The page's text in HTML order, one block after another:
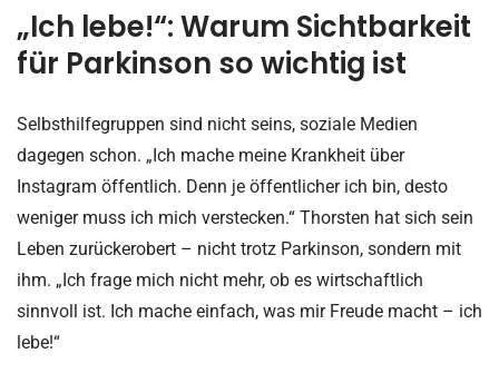
„Ich lebe!“: Warum Sichtbarkeit
für Parkinson so wichtig ist
Selbsthilfegruppen sind nicht seins, soziale Medien
dagegen schon. „Ich mache meine Krankheit über
Instagram öffentlich. Denn je öffentlicher ich bin, desto
weniger muss ich mich verstecken.“ Thorsten hat sich sein
Leben zurückerobert – nicht trotz Parkinson, sondern mit
ihm. „Ich frage mich nicht mehr, ob es wirtschaftlich
sinnvoll ist. Ich mache einfach, was mir Freude macht – ich
lebe!“